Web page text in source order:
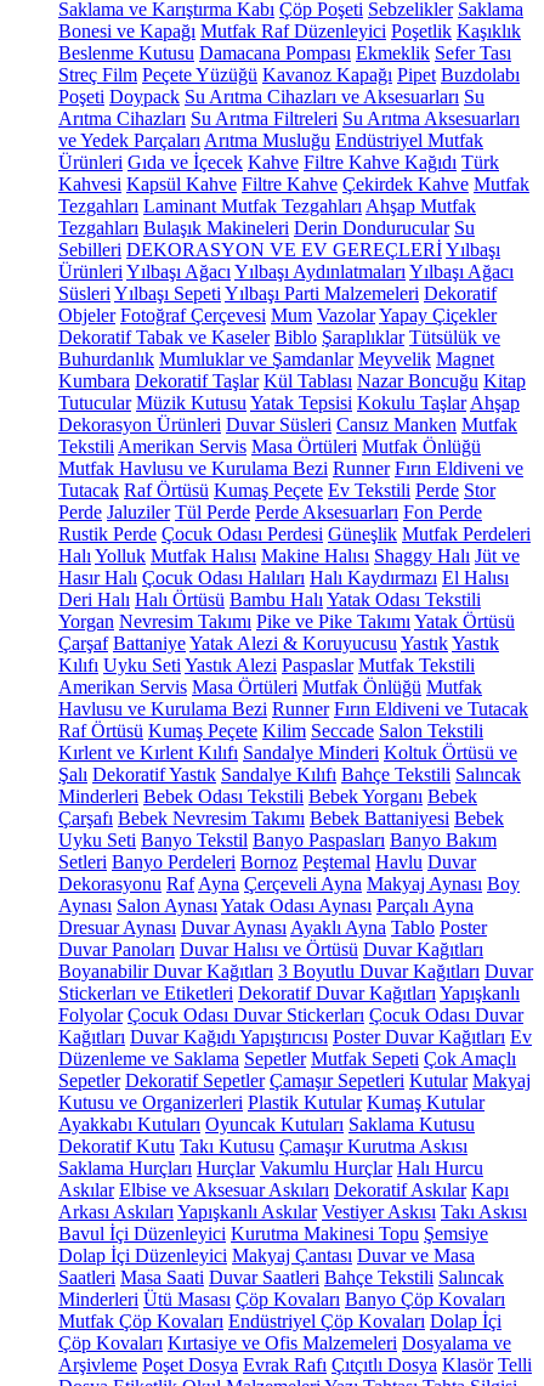
Saklama ve Karıştırma Kabı Çöp Poşeti Sebzelikler Saklama
Bonesi ve Kapağı Mutfak Raf Düzenleyici Poşetlik Kaşıklık
Beslenme Kutusu Damacana Pompası Ekmeklik Sefer Tası
Streç Film Peçete Yüzüğü Kavanoz Kapağı Pipet Buzdolabı
Poşeti Doypack Su Arıtma Cihazları ve Aksesuarları Su
Arıtma Cihazları Su Arıtma Filtreleri Su Arıtma Aksesuarları
ve Yedek Parçaları Arıtma Musluğu Endüstriyel Mutfak
Ürünleri Gıda ve İçecek Kahve Filtre Kahve Kağıdı Türk
Kahvesi Kapsül Kahve Filtre Kahve Çekirdek Kahve Mutfak
Tezgahları Laminant Mutfak Tezgahları Ahşap Mutfak
Tezgahları Bulaşık Makineleri Derin Dondurucular Su
Sebilleri DEKORASYON VE EV GEREÇLERİYılbaşı
Ürünleri Yılbaşı Ağacı Yılbaşı Aydınlatmaları Yılbaşı Ağacı
Süsleri Yılbaşı Sepeti Yılbaşı Parti Malzemeleri Dekoratif
Objeler Fotoğraf Çerçevesi Mum VazolarYapay Çiçekler
Dekoratif Tabak ve Kaseler Biblo Şaraplıklar Tütsülük ve
Buhurdanlık Mumluklar ve Şamdanlar Meyvelik Magnet
Kumbara Dekoratif Taşlar Kül Tablası Nazar Boncuğu Kitap
Tutucular Müzik Kutusu Yatak Tepsisi Kokulu Taşlar Ahşap
Dekorasyon Ürünleri Duvar Süsleri Cansız Manken Mutfak
Tekstili Amerikan Servis Masa Örtüleri Mutfak Önlüğü
Mutfak Havlusu ve Kurulama Bezi Runner Fırın Eldiveni ve
Tutacak Raf Örtüsü Kumaş Peçete Ev Tekstili Perde Stor
Perde Jaluziler Tül Perde Perde Aksesuarları Fon Perde
Rustik Perde Çocuk Odası Perdesi Güneşlik Mutfak Perdeleri
Halı Yolluk Mutfak Halısı Makine Halısı Shaggy Halı Jüt ve
Hasır Halı Çocuk Odası Halıları Halı Kaydırmazı El Halısı
Deri Halı Halı Örtüsü Bambu Halı Yatak Odası Tekstili
Yorgan Nevresim Takımı Pike ve Pike Takımı Yatak Örtüsü
Çarşaf BattaniyeYatak Alezi & Koruyucusu YastıkYastık
Kılıfı Uyku Seti Yastık Alezi Paspaslar Mutfak Tekstili
Amerikan Servis Masa Örtüleri Mutfak Önlüğü Mutfak
Havlusu ve Kurulama Bezi Runner Fırın Eldiveni ve Tutacak
Raf Örtüsü Kumaş Peçete Kilim Seccade Salon Tekstili
Kırlent ve Kırlent Kılıfı Sandalye Minderi Koltuk Örtüsü ve
Şalı Dekoratif Yastık Sandalye Kılıfı Bahçe Tekstili Salıncak
Minderleri Bebek Odası Tekstili Bebek Yorganı Bebek
Çarşafı Bebek Nevresim Takımı Bebek Battaniyesi Bebek
Uyku Seti Banyo Tekstil Banyo Paspasları Banyo Bakım
Setleri Banyo Perdeleri Bornoz Peştemal Havlu Duvar
Dekorasyonu Raf Ayna Çerçeveli Ayna Makyaj Aynası Boy
Aynası Salon Aynası Yatak Odası Aynası Parçalı Ayna
Dresuar Aynası Duvar Aynası Ayaklı Ayna Tablo Poster
Duvar Panoları Duvar Halısı ve Örtüsü Duvar Kağıtları
Boyanabilir Duvar Kağıtları 3 Boyutlu Duvar Kağıtları Duvar
Stickerları ve Etiketleri Dekoratif Duvar Kağıtları Yapışkanlı
Folyolar Çocuk Odası Duvar Stickerları Çocuk Odası Duvar
Kağıtları Duvar Kağıdı Yapıştırıcısı Poster Duvar Kağıtları Ev
Düzenleme ve Saklama Sepetler Mutfak Sepeti Çok Amaçlı
Sepetler Dekoratif Sepetler Çamaşır Sepetleri Kutular Makyaj
Kutusu ve Organizerleri Plastik Kutular Kumaş Kutular
Ayakkabı Kutuları Oyuncak Kutuları Saklama Kutusu
Dekoratif Kutu Takı Kutusu Çamaşır Kurutma Askısı
Saklama Hurçları Hurçlar Vakumlu Hurçlar Halı Hurcu
Askılar Elbise ve Aksesuar Askıları Dekoratif Askılar Kapı
Arkası Askıları Yapışkanlı Askılar Vestiyer Askısı Takı Askısı
Bavul İçi Düzenleyici Kurutma Makinesi Topu Şemsiye
Dolap İçi Düzenleyici Makyaj Çantası Duvar ve Masa
Saatleri Masa Saati Duvar Saatleri Bahçe Tekstili Salıncak
Minderleri Ütü Masası Çöp Kovaları Banyo Çöp Kovaları
Mutfak Çöp Kovaları Endüstriyel Çöp Kovaları Dolap İçi
Çöp Kovaları Kırtasiye ve Ofis Malzemeleri Dosyalama ve
Arşivleme Poşet Dosya Evrak Rafı Çıtçıtlı Dosya Klasör Telli